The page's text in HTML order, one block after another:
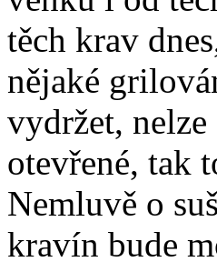
těch krav
nějaké
vydržet,
otevřené, tak
Nemluvě o
kravín bude